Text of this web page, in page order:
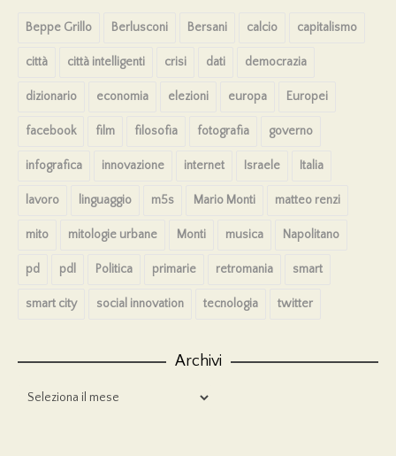
Beppe Grillo Berlusconi Bersani calcio capitalismo
città città intelligenti crisi dati democrazia
dizionario economia elezioni europa Europei
facebook film filosofia fotografia governo
infografica innovazione internet Israele Italia
lavoro linguaggio m5s Mario Monti matteo renzi
mito mitologie urbane Monti musica Napolitano
pd pdl Politica primarie retromania smart
smart city social innovation tecnologia twitter
Archivi
Archivi